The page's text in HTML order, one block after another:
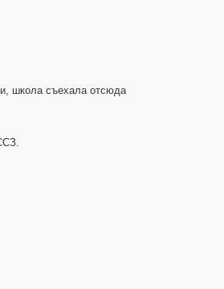
школа съехала отсюда